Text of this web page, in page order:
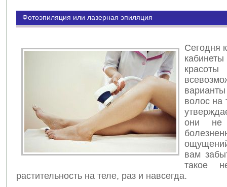
Фотоэпиляция или лазерная эпиляция
Сегодня
волос на
они не
вам
такое
растительность на теле, раз и навсегда.